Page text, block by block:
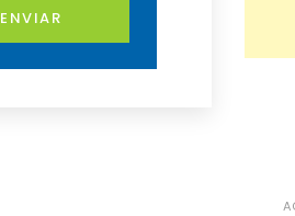
ENVIAR